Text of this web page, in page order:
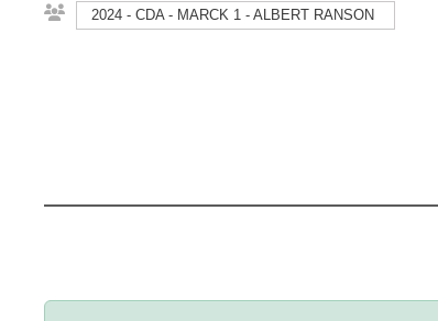
2024 - CDA - MARCK 1 - ALBERT RANSON